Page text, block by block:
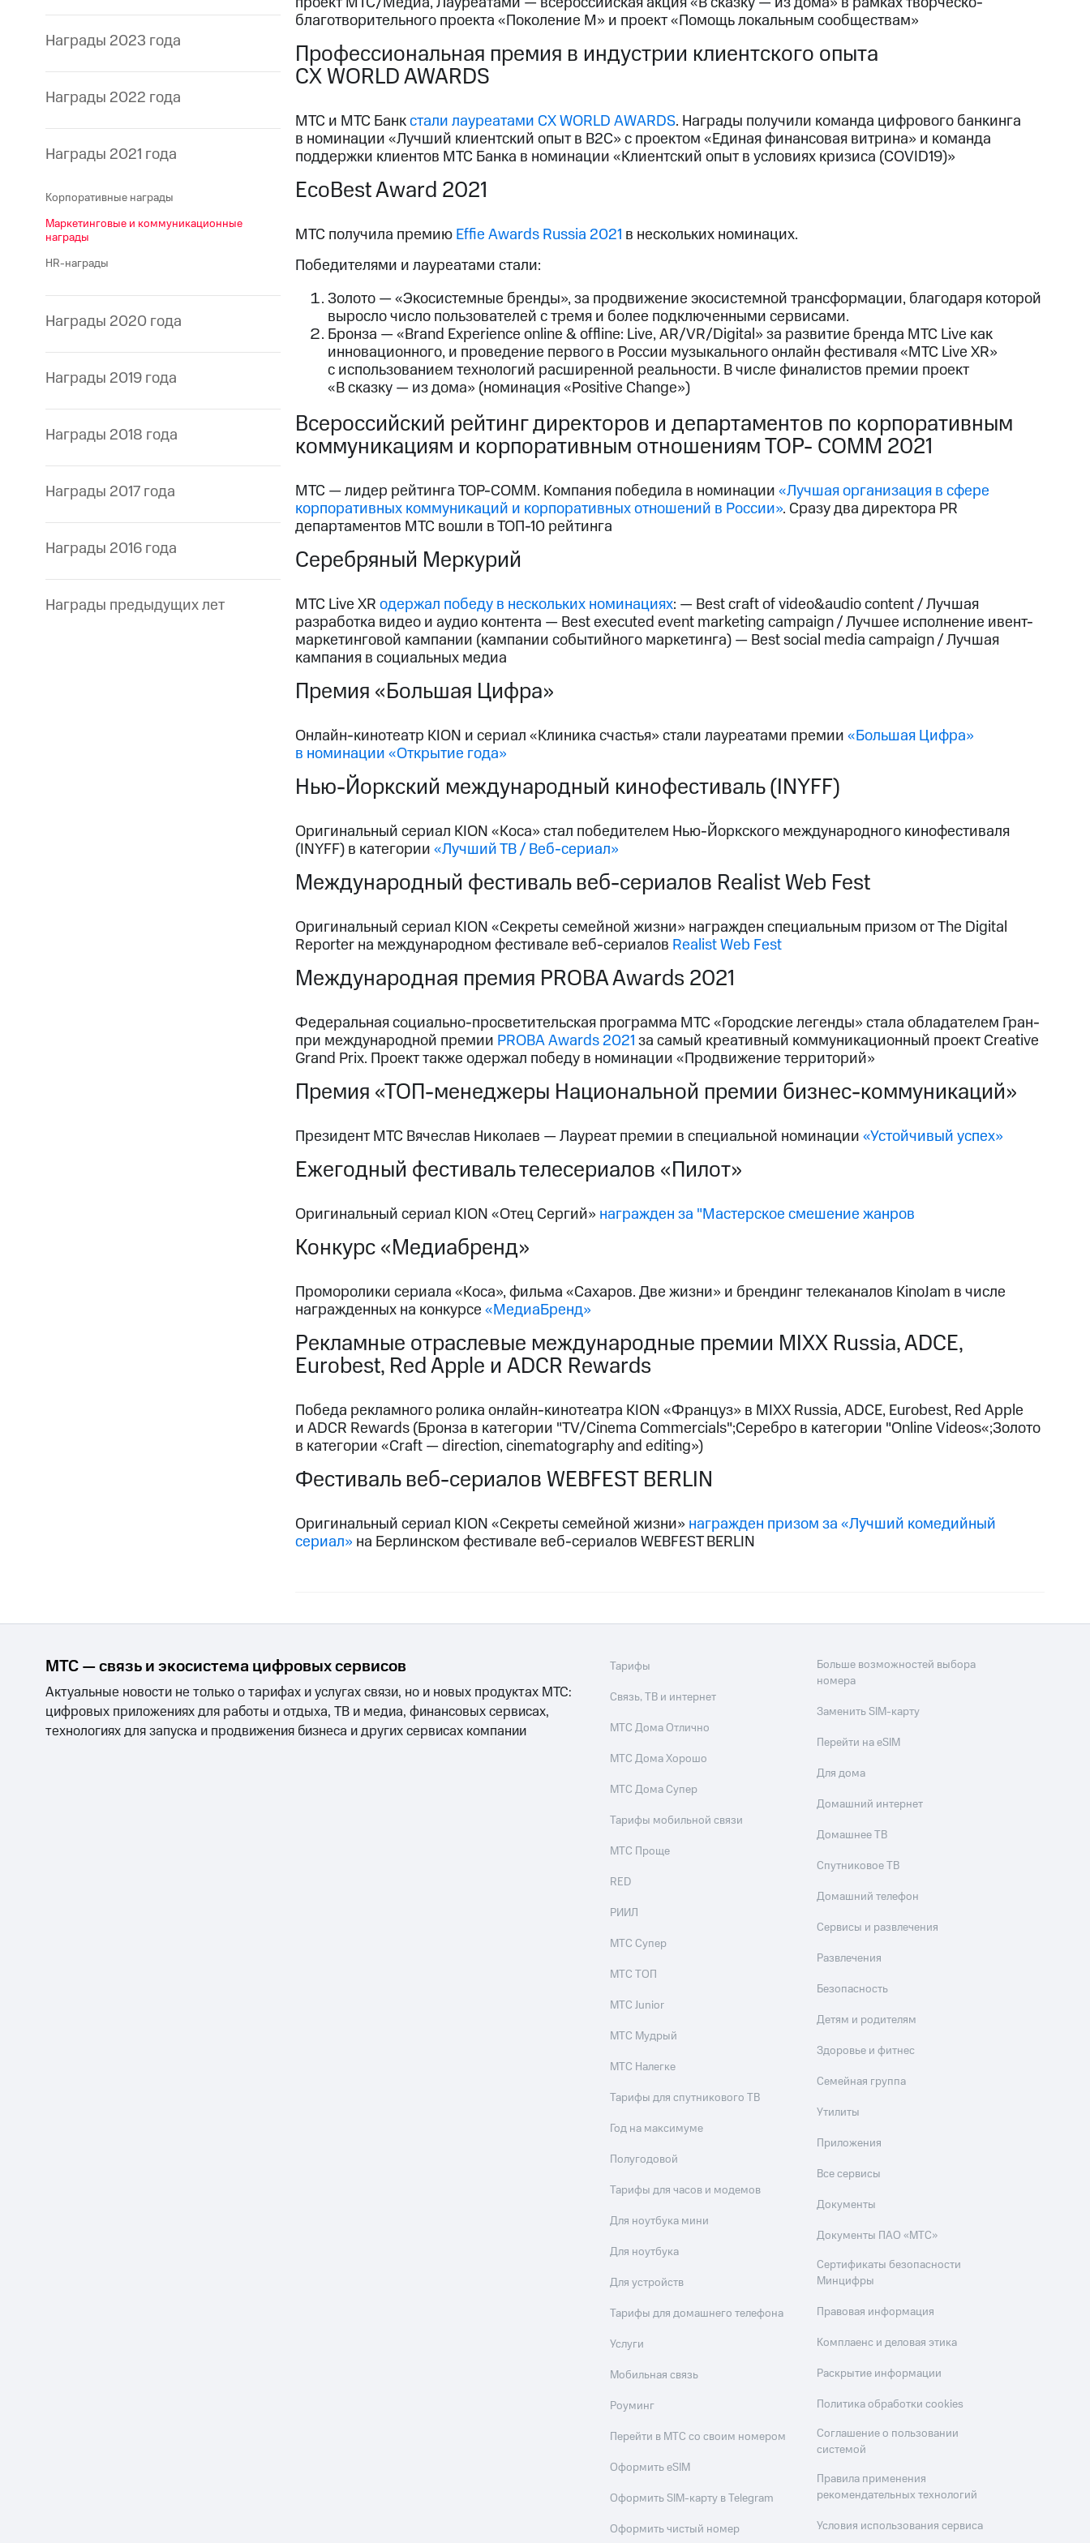
Награды 2023 года
Награды 2022 года
Награды 2021 года
Корпоративные награды
Маркетинговые и коммуникационные
награды
HR-награды
Награды 2020 года
Награды 2019 года
Награды 2018 года
Награды 2017 года
Награды 2016 года
Награды предыдущих лет
благотворительного проекта «Поколение М» и проект «Помощь локальным сообществам»
Профессиональная премия в индустрии клиентского опыта
СХ WORLD AWARDS
МТС и МТС Банкстали лауреатами СХ WORLD AWARDS. Награды получили команда цифрового банкинга
в номинации «Лучший клиентский опыт в B2С» с проектом «Единая финансовая витрина» и команда
поддержки клиентов МТС Банка в номинации «Клиентский опыт в условиях кризиса (COVID19)»
EcoBest Award 2021
МТС получила премиюEffie Awards Russia 2021 в нескольких номинацих.
Победителями и лауреатами стали:
Золото — «Экосистемные бренды», за продвижение экосистемной трансформации, благодаря которой
выросло число пользователей с тремя и более подключенными сервисами.
Бронза — «Brand Experience online & offline: Live, AR/VR/Digital» за развитие бренда МТС Live как
инновационного, и проведение первого в России музыкального онлайн фестиваля «МТС Live XR»
с использованием технологий расширенной реальности. В числе финалистов премии проект
«В сказку — из дома» (номинация «Positive Change»)
Всероссийский рейтинг директоров и департаментов по корпоративным
коммуникациям и корпоративным отношениям ТОР- СОММ 2021
МТС — лидер рейтинга TOP-COMM. Компания победила в номинации«Лучшая организация в сфере
корпоративных коммуникаций и корпоративных отношений в России». Сразу два директора PR
департаментов МТС вошли в ТОП-10 рейтинга
Серебряный Меркурий
МТС Live XRодержал победу в нескольких номинациях: — Best craft of video&audio content / Лучшая
разработка видео и аудио контента — Best executed event marketing campaign / Лучшее исполнение ивент-
маркетинговой кампании (кампании событийного маркетинга) — Best social media campaign / Лучшая
кампания в социальных медиа
Премия «Большая Цифра»
Онлайн-кинотеатр KION и сериал «Клиника счастья» стали лауреатами премии«Большая Цифра»
в номинации «Открытие года»
Нью-Йоркский международный кинофестиваль (INYFF)
Оригинальный сериал KION «Коса» стал победителем Нью-Йоркского международного кинофестиваля
(INYFF) в категории«Лучший ТВ / Веб-сериал»
Международный фестиваль веб-сериалов Realist Web Fest
Оригинальный сериал KION «Секреты семейной жизни» награжден специальным призом от The Digital
Reporter на международном фестивале веб-сериалов Realist Web Fest
Международная премия PROBA Awards 2021
Федеральная социально-просветительская программа МТС «Городские легенды» стала обладателем Гран-
при международной премии PROBA Awards 2021за самый креативный коммуникационный проект Creative
Grand Prix. Проект также одержал победу в номинации «Продвижение территорий»
Премия «ТОП-менеджеры Национальной премии бизнес-коммуникаций»
Президент МТС Вячеслав Николаев — Лауреат премии в специальной номинации«Устойчивый успех»
Ежегодный фестиваль телесериалов «Пилот»
Оригинальный сериал KION «Отец Сергий» награжден за "Мастерское смешение жанров
Конкурс «Медиабренд»
Проморолики сериала «Коса», фильма «Сахаров. Две жизни» и брендинг телеканалов KinoJam в числе
награжденных на конкурсе«МедиаБренд»
Рекламные отраслевые международные премии MIXX Russia, ADCE,
Eurobest, Red Apple и ADCR Rewards
Победа рекламного ролика онлайн-кинотеатра KION «Француз» в MIXX Russia, ADCE, Eurobest, Red Apple
и ADCR Rewards (Бронза в категории "TV/Cinema Commercials";Серебро в категории "Online Videos«;Золото
в категории «Craft — direction, cinematography and editing»)
Фестиваль веб-сериалов WEBFEST BERLIN
Оригинальный сериал KION «Секреты семейной жизни» награжден призом за «Лучший комедийный
сериал» на Берлинском фестивале веб-сериалов WEBFEST BERLIN
МТС — связь и экосистема цифровых сервисов
Актуальные новости не только о тарифах и услугах связи, но и новых продуктах МТС:
цифровых приложениях для работы и отдыха, ТВ и медиа, финансовых сервисах,
технологиях для запуска и продвижения бизнеса и других сервисах компании
Тарифы
Связь, ТВ и интернет
МТС Дома Отлично
МТС Дома Хорошо
МТС Дома Супер
Тарифы мобильной связи
МТС Проще
RED
РИИЛ
МТС Супер
МТС ТОП
МТС Junior
МТС Мудрый
МТС Налегке
Тарифы для спутникового ТВ
Год на максимуме
Полугодовой
Тарифы для часов и модемов
Для ноутбука мини
Для ноутбука
Для устройств
Тарифы для домашнего телефона
Услуги
Мобильная связь
Роуминг
Перейти в МТС со своим номером
Оформить eSIM
Оформить SIM-карту в Telegram
Оформить чистый номер
Больше возможностей выбора
номера
Заменить SIM-карту
Перейти на eSIM
Для дома
Домашний интернет
Домашнее ТВ
Спутниковое ТВ
Домашний телефон
Сервисы и развлечения
Развлечения
Безопасность
Детям и родителям
Здоровье и фитнес
Семейная группа
Утилиты
Приложения
Все сервисы
Документы
Документы ПАО «МТС»
Сертификаты безопасности
Минцифры
Правовая информация
Комплаенс и деловая этика
Раскрытие информации
Политика обработки cookies
Соглашение о пользовании
системой
Правила применения
рекомендательных технологий
Условия использования сервиса